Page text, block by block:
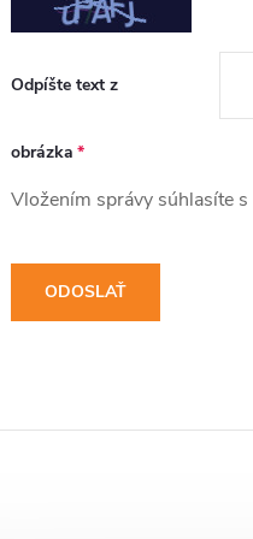
Odpíšte text z
obrázka
Vložením správy súhlasíte s
ODOSLAŤ